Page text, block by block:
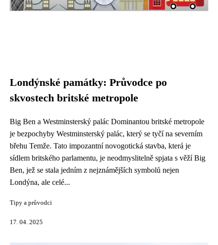
Londýnské památky: Průvodce po
skvostech britské metropole
Big Ben a Westminsterský palác Dominantou britské metropole
je bezpochyby Westminsterský palác, který se tyčí na severním
břehu Temže. Tato impozantní novogotická stavba, která je
sídlem britského parlamentu, je neodmyslitelně spjata s věží Big
Ben, jež se stala jedním z nejznámějších symbolů nejen
Londýna, ale celé...
Tipy a průvodci
17. 04. 2025